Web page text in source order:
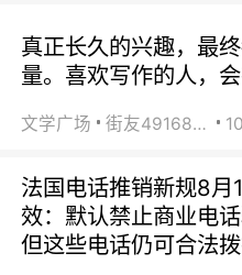
真正长久的兴趣，最
量。喜欢写作的人，
文学广场 街友49168527
法国电话推销新规8月
效：默认禁止商业电话
但这些电话仍可合法